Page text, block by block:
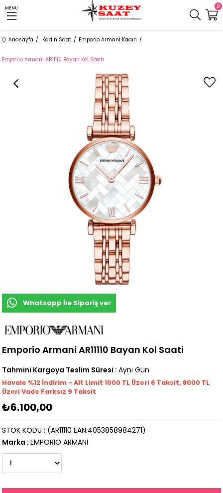
MENU 0
Anasayfa Kadın Saat Emporio Armani Kadın
Emporio Armani AR11110 Bayan Kol Saati
Whatsapp İle Sipariş ver
Emporio Armani AR11110 Bayan Kol Saati
Tahmini Kargoya Teslim Süresi : Aynı Gün
Havale %12 İndirim - Alt Limit 1000 TL Üzeri 6 Taksit, 8000 TL
Üzeri Vade Farksız 9 Taksit
₺6.100,00
(AR11110 EAN:4053858984271)
STOK KODU
Marka : EMPORİO ARMANİ